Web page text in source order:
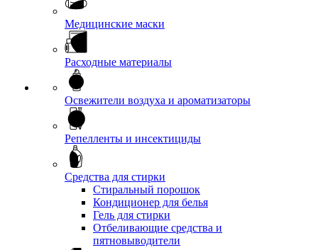
Медицинские маски
Расходные материалы
Освежители воздуха и ароматизаторы
Репелленты и инсектициды
Средства для стирки
Стиральный порошок
Кондиционер для белья
Гель для стирки
Отбеливающие средства и
пятновыводители